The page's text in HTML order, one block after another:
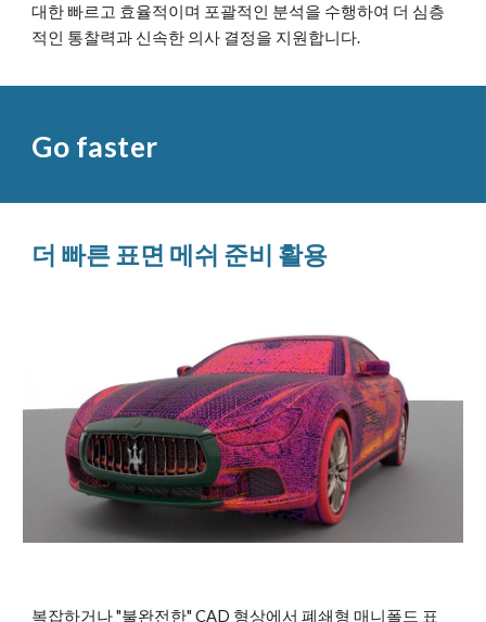
대한 빠르고 효율적이며 포괄적인 분석을 수행하여 더 심층
적인 통찰력과 신속한 의사 결정을 지원합니다.
Go faster
더 빠른 표면 메쉬 준비 활용
복잡하거나 "불완전한" CAD 형상에서 폐쇄형 매니폴드 표